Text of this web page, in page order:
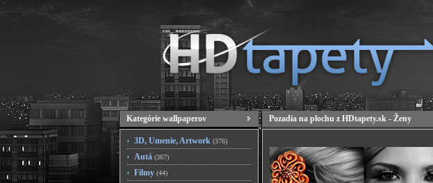
Kategórie wallpaperov
3D, Umenie, Artwork (376)
Autá (367)
Filmy (44)
Pozadia na plochu z HDtapety.sk - Ženy